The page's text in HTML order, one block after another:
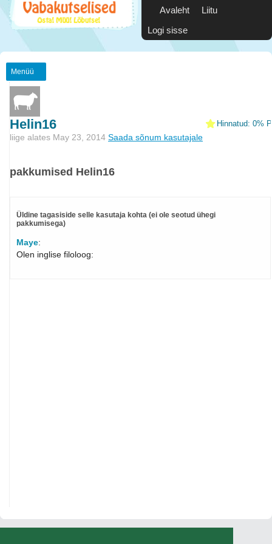
Avaleht
Liitu
Logi sisse
Menüü
Helin16 Hinnatud: 0%
liige alates May 23, 2014 Saada sõnum kasutajale
pakkumised Helin16
Üldine tagasiside selle kasutaja kohta (ei ole seotud ühegi
pakkumisega)
Maye:
Olen inglise filoloog: